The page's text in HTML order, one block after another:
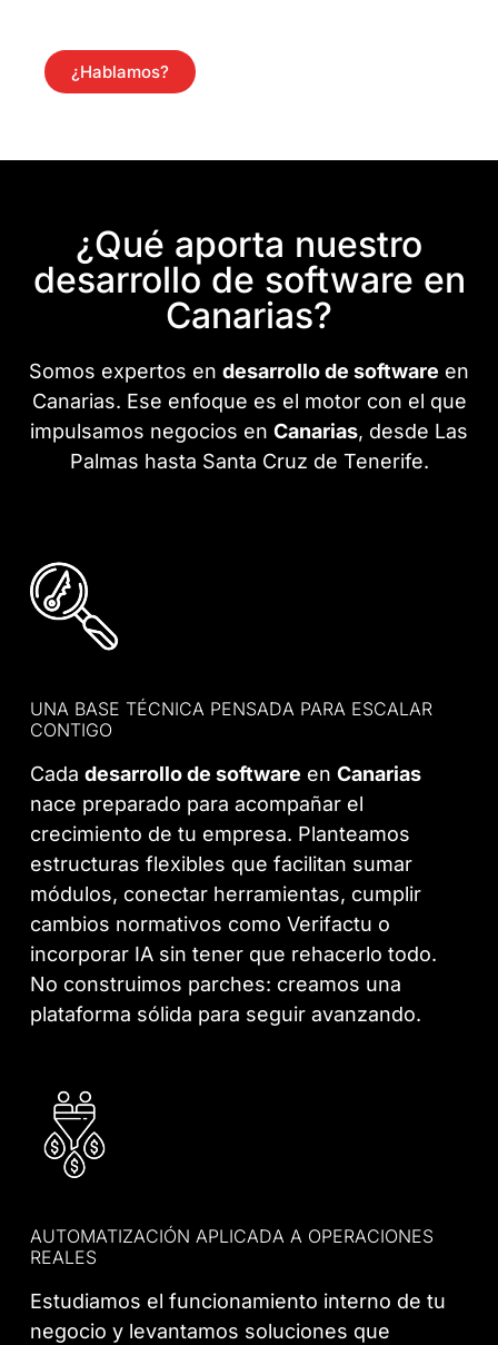
¿Hablamos?
¿Qué aporta nuestro
desarrollo de software en
Canarias?
Somos expertos en desarrollo de software en
Canarias. Ese enfoque es el motor con el que
impulsamos negocios en Canarias, desde Las
Palmas hasta Santa Cruz de Tenerife.
UNA BASE TÉCNICA PENSADA PARA ESCALAR
CONTIGO
Cadadesarrollo de software enCanarias
nace preparado para acompañar el
crecimiento de tu empresa. Planteamos
estructuras flexibles que facilitan sumar
módulos, conectar herramientas, cumplir
cambios normativos como Verifactu o
incorporar IA sin tener que rehacerlo todo.
No construimos parches: creamos una
plataforma sólida para seguir avanzando.
AUTOMATIZACIÓN APLICADA A OPERACIONES
REALES
Estudiamos el funcionamiento interno de tu
negocio y levantamos soluciones que